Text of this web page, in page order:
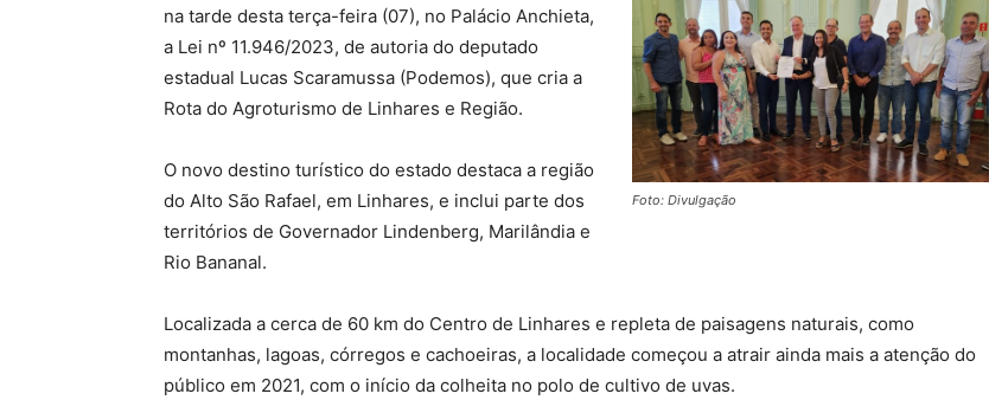
Foto: Divulgação
na tarde desta terça-feira (07), no Palácio Anchieta,
a Lei nº 11.946/2023, de autoria do deputado
estadual Lucas Scaramussa (Podemos), que cria a
Rota do Agroturismo de Linhares e Região.
O novo destino turístico do estado destaca a região
do Alto São Rafael, em Linhares, e inclui parte dos
territórios de Governador Lindenberg, Marilândia e
Rio Bananal.
Localizada a cerca de 60 km do Centro de Linhares e repleta de paisagens naturais, como
montanhas, lagoas, córregos e cachoeiras, a localidade começou a atrair ainda mais a atenção do
público em 2021, com o início da colheita no polo de cultivo de uvas.